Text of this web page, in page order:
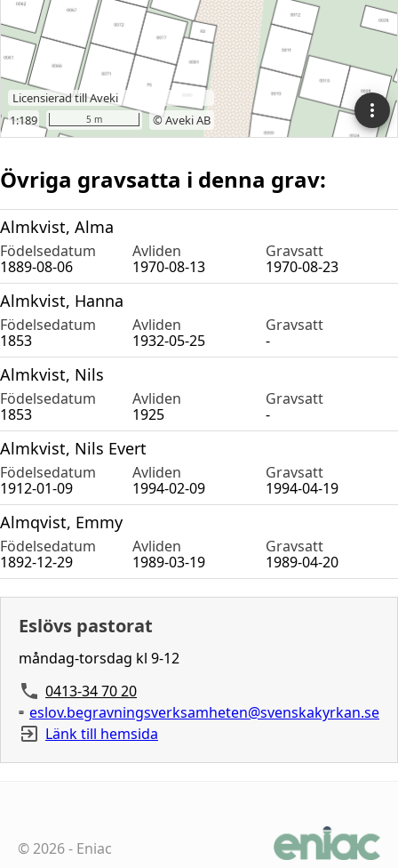
Övriga gravsatta i denna grav:
Almkvist, Alma
Födelsedatum Avliden
Gravsatt
1889-08-06
1970-08-13 1970-08-23
Almkvist, Hanna
Födelsedatum Avliden
Gravsatt
1853
1932-05-25 -
Almkvist, Nils
Födelsedatum Avliden
Gravsatt
1853
1925 -
Almkvist, Nils Evert
Födelsedatum Avliden
Gravsatt
1912-01-09
1994-02-09 1994-04-19
Almqvist, Emmy
Födelsedatum Avliden
Gravsatt
1892-12-29
1989-03-19 1989-04-20
Eslövs pastorat
måndag-torsdag kl 9-12
0413-34 70 20
eslov.begravningsverksamheten@svenskakyrkan.se
Länk till hemsida
©2026- Eniac